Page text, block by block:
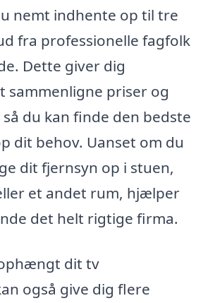
nemt indhente op til tre
fra professionelle fagfolk
Dette giver dig
sammenligne priser og
du kan finde den bedste
dit behov. Uanset om du
dit fjernsyn op i stuen,
et andet rum, hjælper
det helt rigtige firma.
dit tv
også give dig flere